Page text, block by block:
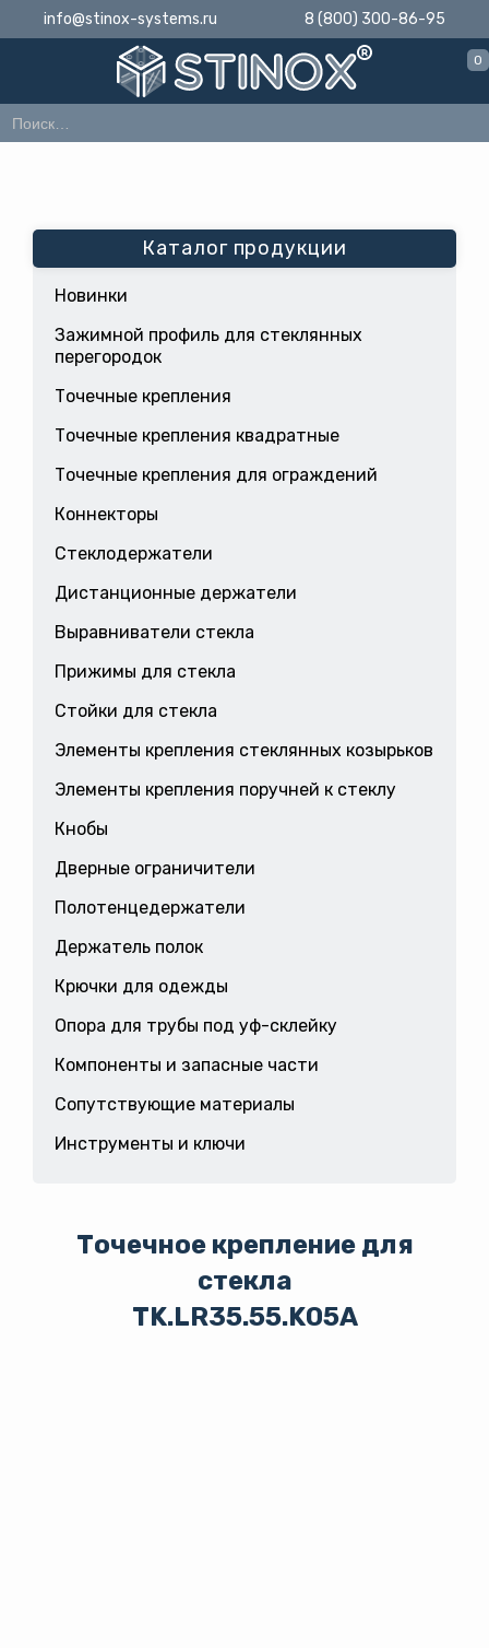
info@stinox-systems.ru 8 (800) 300-86-95
0
Каталог продукции
Новинки
Зажимной профиль для стеклянных
перегородок
Точечные крепления
Точечные крепления квадратные
Точечные крепления для ограждений
Коннекторы
Стеклодержатели
Дистанционные держатели
Выравниватели стекла
Прижимы для стекла
Стойки для стекла
Элементы крепления стеклянных козырьков
Элементы крепления поручней к стеклу
Кнобы
Дверные ограничители
Полотенцедержатели
Держатель полок
Крючки для одежды
Опора для трубы под уф-склейку
Компоненты и запасные части
Сопутствующие материалы
Инструменты и ключи
Точечное крепление для
стекла
TK.LR35.55.K05A